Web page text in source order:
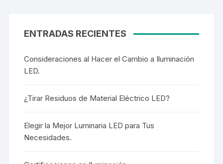
ENTRADAS RECIENTES
Consideraciones al Hacer el Cambio a Iluminación
LED.
¿Tirar Residuos de Material Eléctrico LED?
Elegir la Mejor Luminaria LED para Tus
Necesidades.